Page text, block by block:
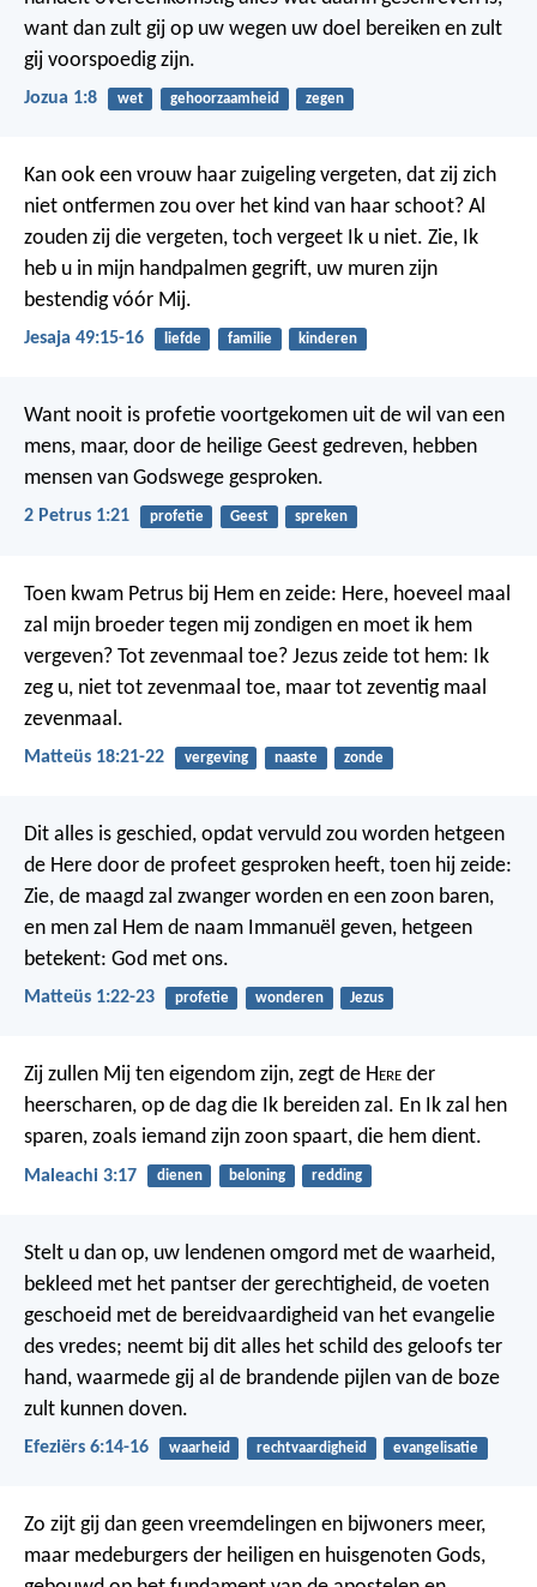
want dan zult gij op uw wegen uw doel bereiken en zult
gij voorspoedig zijn.
Jozua 1:8 wet gehoorzaamheid zegen
Kan ook een vrouw haar zuigeling vergeten, dat zij zich
niet ontfermen zou over het kind van haar schoot? Al
zouden zij die vergeten, toch vergeet Ik u niet. Zie, Ik
heb u in mijn handpalmen gegrift, uw muren zijn
bestendig vóór Mij.
Jesaja 49:15-16 liefde familie kinderen
Want nooit is profetie voortgekomen uit de wil van een
mens, maar, door de heilige Geest gedreven, hebben
mensen van Godswege gesproken.
2 Petrus 1:21 profetie Geest spreken
Toen kwam Petrus bij Hem en zeide: Here, hoeveel maal
zal mijn broeder tegen mij zondigen en moet ik hem
vergeven? Tot zevenmaal toe? Jezus zeide tot hem: Ik
zeg u, niet tot zevenmaal toe, maar tot zeventig maal
zevenmaal.
Matteüs 18:21-22 vergeving naaste zonde
Dit alles is geschied, opdat vervuld zou worden hetgeen
de Here door de profeet gesproken heeft, toen hij zeide:
Zie, de maagd zal zwanger worden en een zoon baren,
en men zal Hem de naam Immanuël geven, hetgeen
betekent: God met ons.
Matteüs 1:22-23 profetie wonderen Jezus
Zij zullen Mij ten eigendom zijn, zegt de Here der
heerscharen, op de dag die Ik bereiden zal. En Ik zal hen
sparen, zoals iemand zijn zoon spaart, die hem dient.
Maleachi 3:17 dienen beloning redding
Stelt u dan op, uw lendenen omgord met de waarheid,
bekleed met het pantser der gerechtigheid, de voeten
geschoeid met de bereidvaardigheid van het evangelie
des vredes; neemt bij dit alles het schild des geloofs ter
hand, waarmede gij al de brandende pijlen van de boze
zult kunnen doven.
Efeziërs 6:14-16 waarheid rechtvaardigheid evangelisatie
Zo zijt gij dan geen vreemdelingen en bijwoners meer,
maar medeburgers der heiligen en huisgenoten Gods,